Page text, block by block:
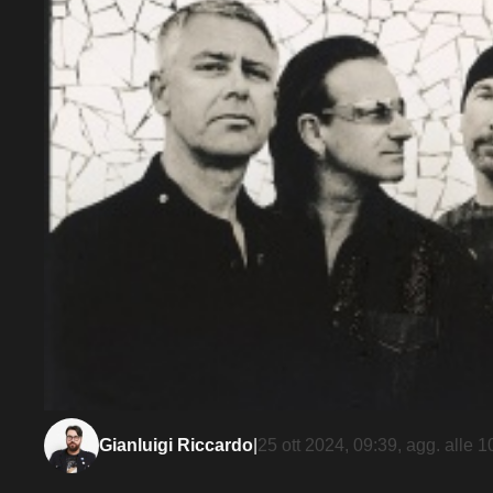
Gianluigi Riccardo 25 ott 2024, 09:39, agg. alle